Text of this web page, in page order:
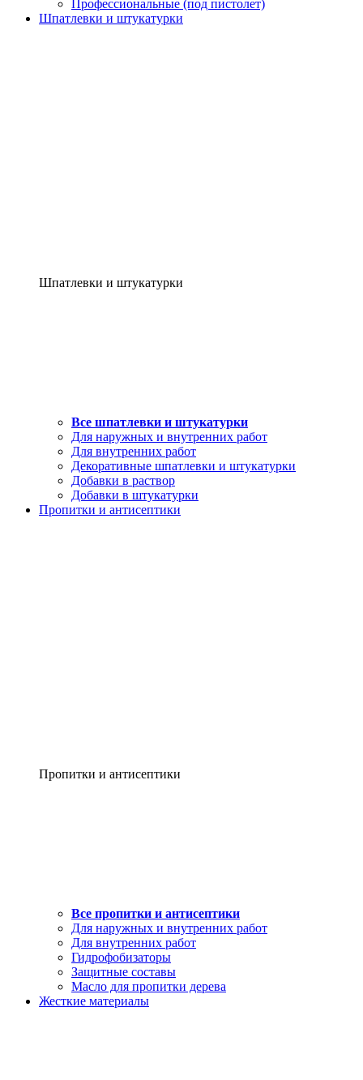
Профессиональные (под пистолет)
Шпатлевки и штукатурки
Шпатлевки и штукатурки
Все шпатлевки и штукатурки
Для наружных и внутренних работ
Для внутренних работ
Декоративные шпатлевки и штукатурки
Добавки в раствор
Добавки в штукатурки
Пропитки и антисептики
Пропитки и антисептики
Все пропитки и антисептики
Для наружных и внутренних работ
Для внутренних работ
Гидрофобизаторы
Защитные составы
Масло для пропитки дерева
Жесткие материалы